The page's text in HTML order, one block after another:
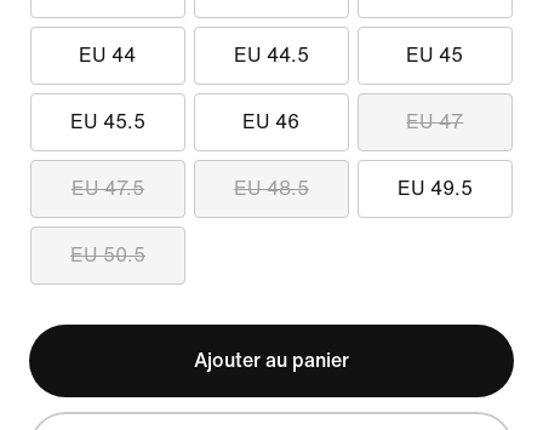
EU 44 EU 44.5 EU 45
EU 45.5 EU 46 EU 47
EU 47.5 EU 48.5 EU 49.5
EU 50.5
Ajouter au panier